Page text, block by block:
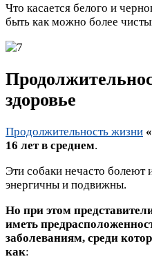
Что касается белого и
быть как можно более
здоровье
Продолжительность жизни
16 лет в среднем.
Эти собаки нечасто болеют
энергичны и подвижны.
Но при этом
иметь
заболеваниям, среди
как: